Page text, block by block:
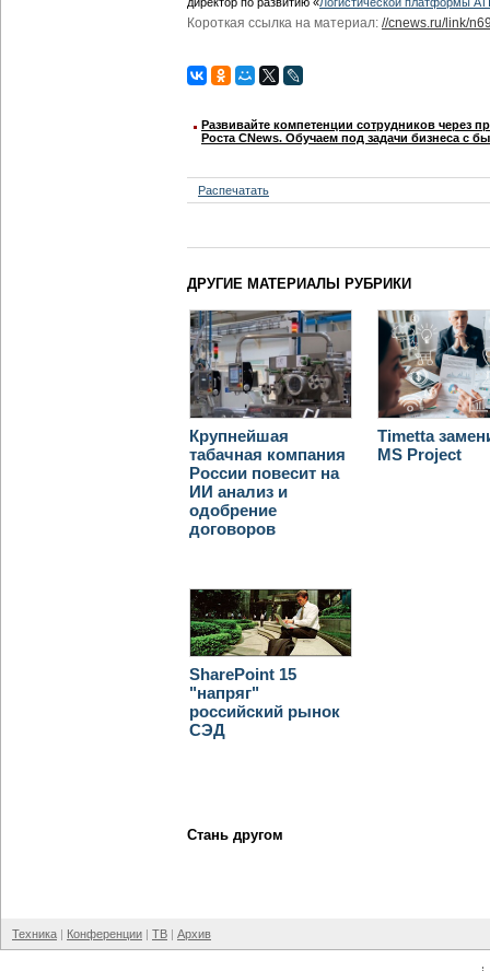
Короткая ссылка на материал: //cnews.ru/link/
Развивайте компетенции сотрудников через
Роста CNews. Обучаем под задачи бизнеса с
Распечатать
ДРУГИЕ МАТЕРИАЛЫ РУБРИКИ
Крупнейшая
табачная компания
России повесит на
ИИ анализ и
одобрение
договоров
Timetta
MS Project
SharePoint 15
"напряг"
российский рынок
СЭД
Стань другом
Техника Конференции ТВ Архив